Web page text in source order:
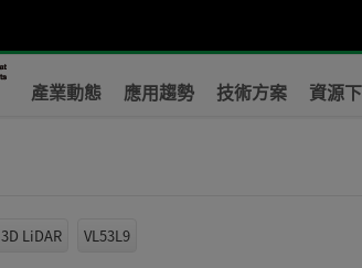
產業動態 應用趨勢 技術方案 資源
3D LiDAR VL53L9